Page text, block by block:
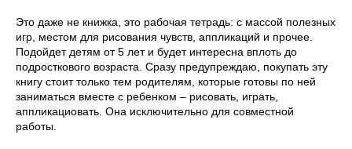
Это даже не книжка, это рабочая тетрадь: с массой полезных
игр, местом для рисования чувств, аппликаций и прочее.
Подойдет детям от 5 лет и будет интересна вплоть до
подросткового возраста. Сразу предупреждаю, покупать эту
книгу стоит только тем родителям, которые готовы по ней
заниматься вместе с ребенком – рисовать, играть,
аппликациовать. Она исключительно для совместной
работы.